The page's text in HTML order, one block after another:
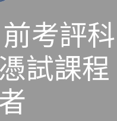
考評科
試課程